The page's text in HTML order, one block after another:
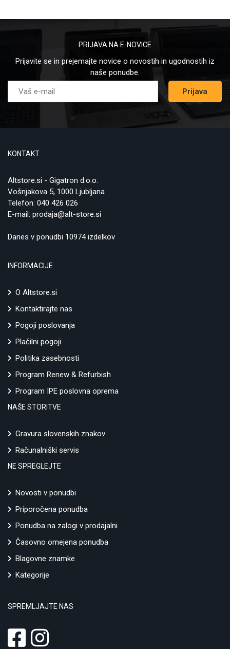
PRIJAVA NA E-NOVICE
Prijavite se in prejemajte novice o novostih in ugodnostih iz
naše ponudbe.
Prijava
KONTAKT
Altstore.si - Gigatron d.o.o.
Vošnjakova 5, 1000 Ljubljana
Telefon: 040 426 026
E-mail: prodaja@alt-store.si
Danes v ponudbi 10974 izdelkov
INFORMACIJE
O Altstore.si
Kontaktirajte nas
Pogoji poslovanja
Plačilni pogoji
Politika zasebnosti
Program Renew & Refurbish
Program IPE poslovna oprema
NAŠE STORITVE
Gravura slovenskih znakov
Računalniški servis
NE SPREGLEJTE
Novosti v ponudbi
Priporočena ponudba
Ponudba na zalogi v prodajalni
Časovno omejena ponudba
Blagovne znamke
Kategorije
SPREMLJAJTE NAS